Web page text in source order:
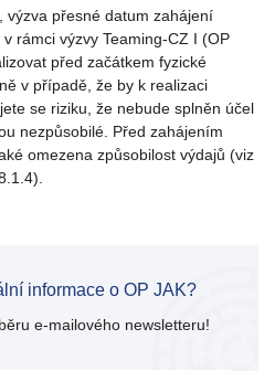
výzva přesné datum zahájení
rámci výzvy Teaming-CZ I (OP
před začátkem fyzické
v případě, že by k realizaci
se riziku, že nebude splněn účel
nezpůsobilé. Před zahájením
omezena způsobilost výdajů (viz
informace o OP JAK?
e-mailového newsletteru!